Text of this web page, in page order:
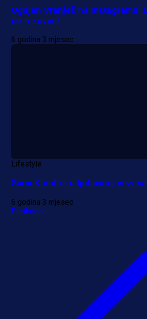
Ognjen Vranješ na Instagramu:
se ti zoveš!
6 godina 3 mjesec
Lifestyle
Sami Khedira u ljubavnoj vezi
6 godina 3 mjesec
Prethodna